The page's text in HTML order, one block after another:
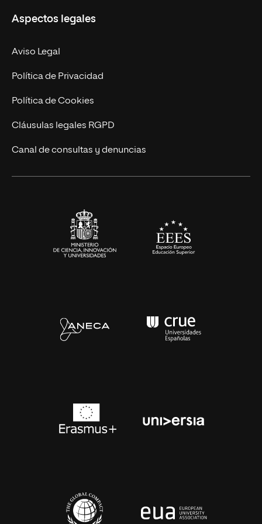
Doctorados
Experto Universitario
Postgrados
Cursos Universitarios
Facultades
Nuestro Equipo
Trabaja en UNIR
Actualidad
UNIR Revista
Eventos
Aspectos legales
Aviso Legal
Política de Privacidad
Política de Cookies
Cláusulas legales RGPD
Canal de consultas y denuncias